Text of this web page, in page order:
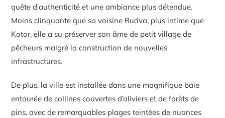
quête d’authenticité et une ambiance plus détendue.
Moins clinquante que sa voisine Budva, plus intime que
Kotor, elle a su préserver son âme de petit village de
pêcheurs malgré la construction de nouvelles
infrastructures.
De plus, la ville est installée dans une magnifique baie
entourée de collines couvertes d’oliviers et de forêts de
pins, avec de remarquables plages teintées de nuances